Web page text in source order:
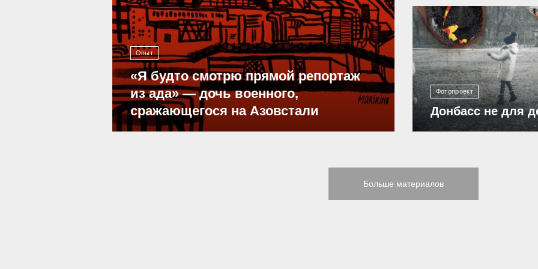
Опыт
«Я будто смотрю прямой репортаж
из ада» — дочь военного,
сражающегося на Азовстали
Фотопроект
Донбасс не для
12 298
Больше материалов